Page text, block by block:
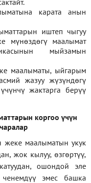
карата анын
иштеп чыгуу
мүнөздөгү маалымат
мыйзамын
маалыматы, ыйгарым
жазуу жүзүндөгү
жактарга берүү
коргоо үчүн
маалыматын укук
жок кылуу, өзгөртүү,
ошондой эле
эмес башка